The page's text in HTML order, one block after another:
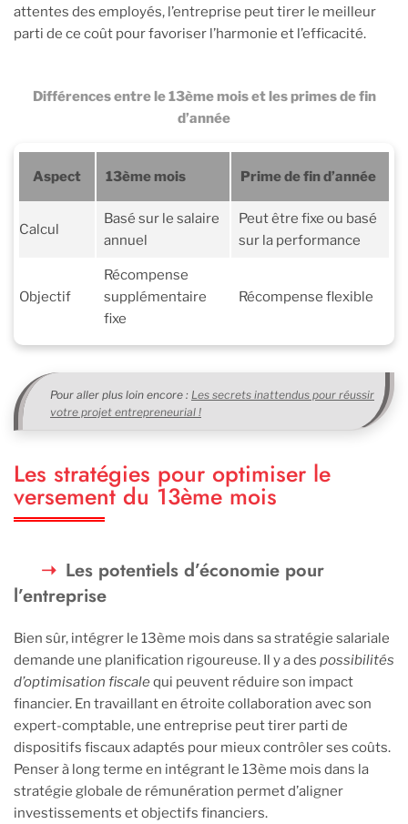
attentes des employés, l’entreprise peut tirer le meilleur
parti de ce coût pour favoriser l’harmonie et l’efficacité.
Différences entre le 13ème mois et les primes de fin
d’année
Aspect 13ème mois Prime de fin d’année
Calcul
Basé sur le salaire
annuel
Peut être fixe ou basé
sur la performance
Objectif
Récompense
supplémentaire
fixe
Récompense flexible
Pour aller plus loin encore : Les secrets inattendus pour réussir
votre projet entrepreneurial !
Les stratégies pour optimiser le
versement du 13ème mois
Les potentiels d’économie pour
l’entreprise
Bien sûr, intégrer le 13ème mois dans sa stratégie salariale
demande une planification rigoureuse. Il y a des possibilités
d’optimisation fiscalequi peuvent réduire son impact
financier. En travaillant en étroite collaboration avec son
expert-comptable, une entreprise peut tirer parti de
dispositifs fiscaux adaptés pour mieux contrôler ses coûts.
Penser à long terme en intégrant le 13ème mois dans la
stratégie globale de rémunération permet d’aligner
investissements et objectifs financiers.